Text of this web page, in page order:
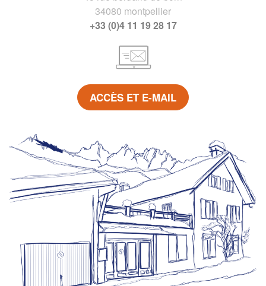
34080 montpellier
+33 (0)4 11 19 28 17
ACCÈS ET E-MAIL